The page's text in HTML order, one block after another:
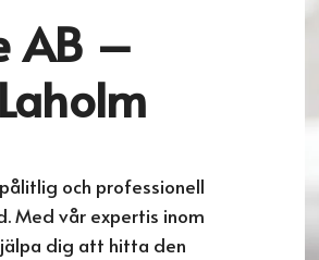
AB –
och professionell
Med vår expertis inom
dig att hitta den